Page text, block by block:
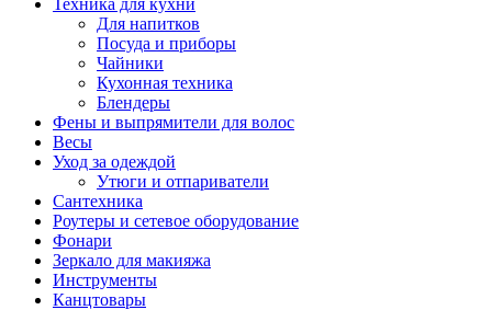
Техника для кухни
Для напитков
Посуда и приборы
Чайники
Кухонная техника
Блендеры
Фены и выпрямители для волос
Весы
Уход за одеждой
Утюги и отпариватели
Сантехника
Роутеры и сетевое оборудование
Фонари
Зеркало для макияжа
Инструменты
Канцтовары